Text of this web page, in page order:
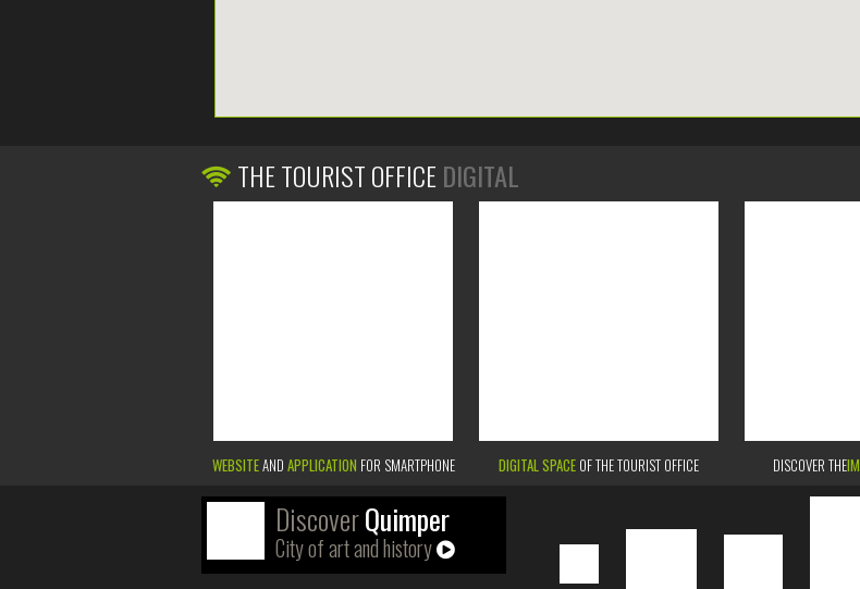
THE TOURIST OFFICE DIGITAL
WEBSITEAND APPLICATION FOR SMARTPHONE DIGITAL SPACE OF THE TOURIST OFFICE DISCOVER THE
DiscoverQuimper
City of art and history